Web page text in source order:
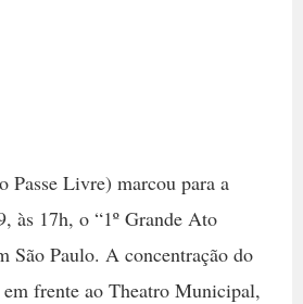
Livre) marcou para a
às 17h, o “1º Grande Ato
São Paulo. A concentração do
em frente ao Theatro Municipal,